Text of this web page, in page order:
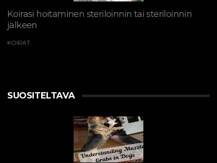
Koirasi hoitaminen steriloinnin tai steriloinnin
jälkeen
KOIRAT
SUOSITELTAVA